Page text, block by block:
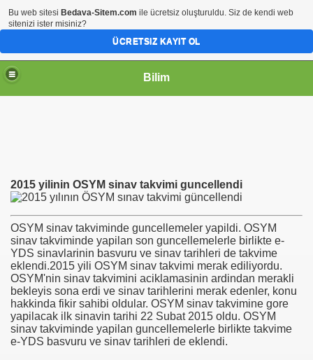
Bilim
2015 yilinin OSYM sinav takvimi guncellendi
OSYM sinav takviminde guncellemeler yapildi. OSYM
sinav takviminde yapilan son guncellemelerle birlikte e-
YDS sinavlarinin basvuru ve sinav tarihleri de takvime
eklendi.2015 yili OSYM sinav takvimi merak ediliyordu.
OSYM'nin sinav takvimini aciklamasinin ardindan merakli
bekleyis sona erdi ve sinav tarihlerini merak edenler, konu
hakkinda fikir sahibi oldular. OSYM sinav takvimine gore
yapilacak ilk sinavin tarihi 22 Subat 2015 oldu. OSYM
sinav takviminde yapilan guncellemelerle birlikte takvime
e-YDS basvuru ve sinav tarihleri de eklendi.
Bu web sitesi Bedava-Sitem.com ile ücretsiz oluşturuldu. Siz de kendi web
sitenizi ister misiniz?
ÜCRETSIZ KAYIT OL